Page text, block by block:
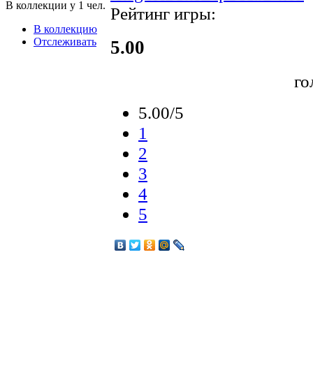
В коллекции у 1 чел.
В коллекцию
Отслеживать
Рейтинг игры:
5.00
5.00/5
1
2
3
4
5